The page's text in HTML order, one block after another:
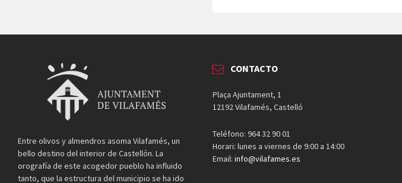
Entre olivos y almendros asoma Vilafamés, un
bello destino del interior de Castellón. La
orografía de este acogedor pueblo ha influido
tanto, que la estructura del municipio se ha ido
CONTACTO
Plaça Ajuntament, 1
12192 Vilafamés, Castelló
Teléfono: 964 32 90 01
Horari: lunes a viernes de 9:00 a 14:00
Email:info@vilafames.es